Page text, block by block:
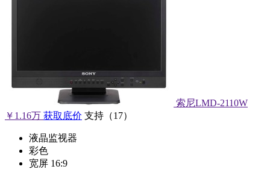
索尼LMD-2110W
￥1.16万 获取底价 支持 （17）
液晶监视器
彩色
宽屏 16:9